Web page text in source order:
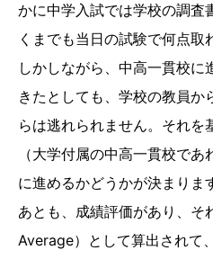
かに中学入試では学校の調査
くまでも当日の試験で何点取
しかしながら、中高一貫校
きたとしても、学校の教員か
らは逃れられません。それを
（大学付属の中高一貫校で
に進めるかどうかが決まりま
あとも、成績評価があり、そ
Average）として算出されて